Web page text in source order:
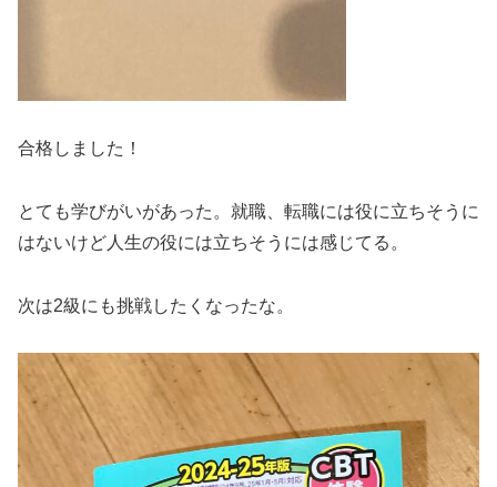
合格しました！
とても学びがいがあった。就職、転職には役に立ちそうに
はないけど人生の役には立ちそうには感じてる。
次は2級にも挑戦したくなったな。